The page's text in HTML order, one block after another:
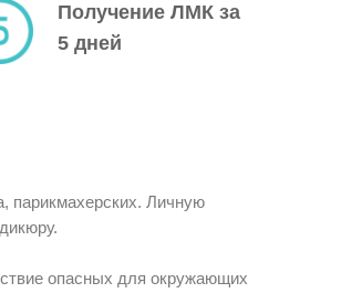
Получение ЛМК за
5 дней
парикмахерских. Личную
опасных для окружающих